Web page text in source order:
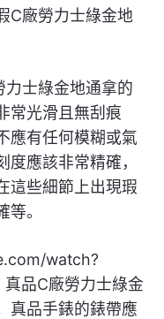
C廠勞力士綠金地
士綠金地通拿的
常光滑且無刮痕
應有任何模糊或氣
應該非常精確，
這些細節上出現瑕
。
watch?
品C廠勞力士綠金
真品手錶的錶帶應